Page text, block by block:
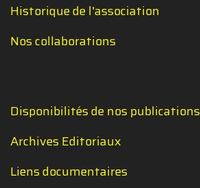
Historique de l'association
Nos collaborations
Disponibilités de nos publications
Archives Editoriaux
Liens documentaires